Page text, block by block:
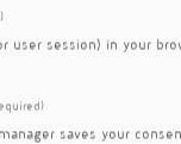
user session) in your
saves your